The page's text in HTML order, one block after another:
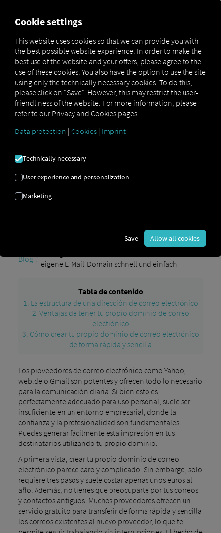
DOMINIO DE CORREO
ELECTRÓNICO |
PROVEEDOR |
DIGITALIZACIÓN
Aquí te explicamos cómo crear tu propio
dominio de correo electrónico de forma
rápida y sencilla.
Blog
eigene E-Mail-Domain schnell und einfach
Tabla de contenido
1. La estructura de una dirección de correo electrónico
2. Ventajas de tener tu propio dominio de correo
electrónico
3. Cómo crear tu propio dominio de correo electrónico
de forma rápida y sencilla
Los proveedores de correo electrónico como Yahoo,
web.de o Gmail son potentes y ofrecen todo lo necesario
para la comunicación diaria. Si bien esto es
perfectamente adecuado para uso personal, suele ser
insuficiente en un entorno empresarial, donde la
confianza y la profesionalidad son fundamentales.
Puedes generar fácilmente esta impresión en tus
destinatarios utilizando tu propio dominio.
A primera vista, crear tu propio dominio de correo
electrónico parece caro y complicado. Sin embargo, solo
requiere tres pasos y suele costar apenas unos euros al
año. Además, no tienes que preocuparte por tus correos
y contactos antiguos. Muchos proveedores ofrecen un
servicio gratuito para transferir de forma rápida y sencilla
los correos existentes al nuevo proveedor, lo que te
Cookie settings
This website uses cookies so that we can provide you with
the best possible website experience. In order to make the
best use of the website and your offers, please agree to the
use of these cookies. You also have the option to use the site
using only the technically necessary cookies. To do this,
please click on "Save". However, this may restrict the user-
friendliness of the website. For more information, please
refer to our Privacy and Cookies pages.
Data protection | Cookies | Imprint
Technically necessary
User experience and personalization
Marketing
Save Allow all cookies